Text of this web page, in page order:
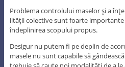
Problema controlului maselor şi a
lităţii colective sunt foarte
îndeplinirea scopului propus.
Desigur nu putem fi pe deplin de
masele nu sunt capabile să